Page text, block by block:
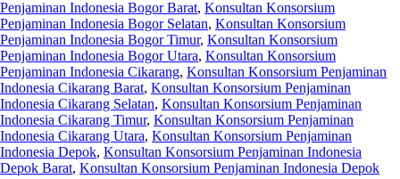
Penjaminan Indonesia Bogor Barat, Konsultan Konsorsium
Penjaminan Indonesia Bogor Selatan, Konsultan Konsorsium
Penjaminan Indonesia Bogor Timur, Konsultan Konsorsium
Penjaminan Indonesia Bogor Utara, Konsultan Konsorsium
Penjaminan Indonesia Cikarang, Konsultan Konsorsium Penjaminan
Indonesia Cikarang Barat, Konsultan Konsorsium Penjaminan
Indonesia Cikarang Selatan, Konsultan Konsorsium Penjaminan
Indonesia Cikarang Timur, Konsultan Konsorsium Penjaminan
Indonesia Cikarang Utara, Konsultan Konsorsium Penjaminan
Indonesia Depok, Konsultan Konsorsium Penjaminan Indonesia
Depok Barat, Konsultan Konsorsium Penjaminan Indonesia Depok